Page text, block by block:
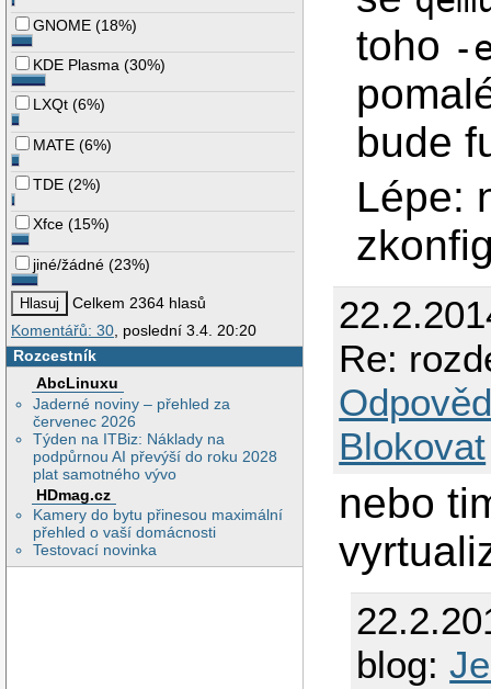
GNOME (18%)
KDE Plasma (30%)
LXQt (6%)
MATE (6%)
TDE (2%)
Xfce (15%)
jiné/žádné (23%)
Celkem 2364 hlasů
Komentářů: 30, poslední 3.4. 20:20
Rozcestník
AbcLinuxu
Jaderné noviny – přehled za
červenec 2026
Týden na ITBiz: Náklady na
podpůrnou AI převýší do roku 2028
plat samotného vývo
HDmag.cz
Kamery do bytu přinesou maximální
přehled o vaší domácnosti
Testovací novinka
toho -
bude
Lépe:
Re:
Blokovat
nebo
blog: